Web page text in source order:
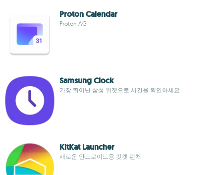
Proton Calendar
Proton AG
Samsung Clock
가장 뛰어난 삼성 위젯으로 시간을 확인하세요.
KitKat Launcher
새로운 안드로이드용 킷캣 런처